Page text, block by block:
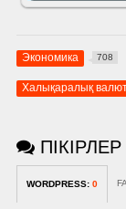
Экономика 708
Халықаралық
ПІКІРЛЕР
WORDPRESS: 0